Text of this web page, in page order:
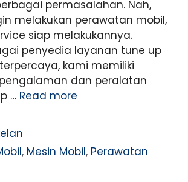
permasalahan. Nah,
melakukan perawatan mobil,
siap melakukannya.
penyedia layanan tune up
kami memiliki
dan peralatan
… Read more
, Mesin Mobil, Perawatan